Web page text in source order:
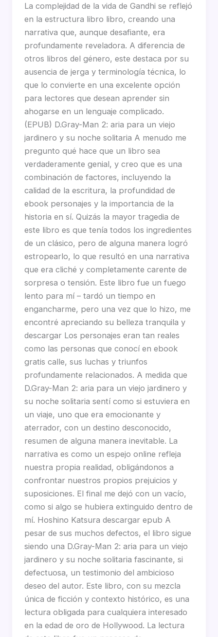
La complejidad de la vida de Gandhi se reflejó
en la estructura libro libro, creando una
narrativa que, aunque desafiante, era
profundamente reveladora. A diferencia de
otros libros del género, este destaca por su
ausencia de jerga y terminología técnica, lo
que lo convierte en una excelente opción
para lectores que desean aprender sin
ahogarse en un lenguaje complicado.
(EPUB) D.Gray-Man 2: aria para un viejo
jardinero y su noche solitaria A menudo me
pregunto qué hace que un libro sea
verdaderamente genial, y creo que es una
combinación de factores, incluyendo la
calidad de la escritura, la profundidad de
ebook personajes y la importancia de la
historia en sí. Quizás la mayor tragedia de
este libro es que tenía todos los ingredientes
de un clásico, pero de alguna manera logró
estropearlo, lo que resultó en una narrativa
que era cliché y completamente carente de
sorpresa o tensión. Este libro fue un fuego
lento para mí – tardó un tiempo en
engancharme, pero una vez que lo hizo, me
encontré apreciando su belleza tranquila y
descargar Los personajes eran tan reales
como las personas que conocí en ebook
gratis calle, sus luchas y triunfos
profundamente relacionados. A medida que
D.Gray-Man 2: aria para un viejo jardinero y
su noche solitaria sentí como si estuviera en
un viaje, uno que era emocionante y
aterrador, con un destino desconocido,
resumen de alguna manera inevitable. La
narrativa es como un espejo online refleja
nuestra propia realidad, obligándonos a
confrontar nuestros propios prejuicios y
suposiciones. El final me dejó con un vacío,
como si algo se hubiera extinguido dentro de
mí. Hoshino Katsura descargar epub A
pesar de sus muchos defectos, el libro sigue
siendo una D.Gray-Man 2: aria para un viejo
jardinero y su noche solitaria fascinante, si
defectuosa, un testimonio del ambicioso
deseo del autor. Este libro, con su mezcla
única de ficción y contexto histórico, es una
lectura obligada para cualquiera interesado
en la edad de oro de Hollywood. La lectura